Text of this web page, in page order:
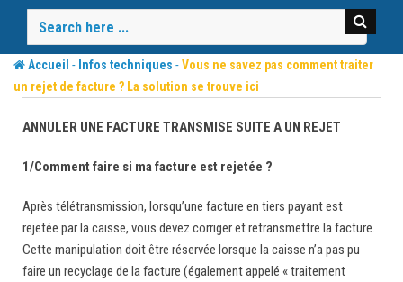
content
Accueil - Infos techniques -Vous ne savez pas comment traiter
un rejet de facture ? La solution se trouve ici
ANNULER UNE FACTURE TRANSMISE SUITE A UN REJET
1/Comment faire si ma facture est rejetée ?
Après télétransmission, lorsqu’une facture en tiers payant est
rejetée par la caisse, vous devez corriger et retransmettre la facture.
Cette manipulation doit être réservée lorsque la caisse n’a pas pu
faire un recyclage de la facture (également appelé « traitement